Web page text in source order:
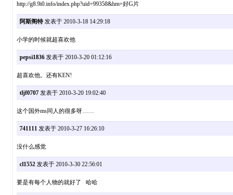
http://g8.9i0.info/index.php?uid=99358&hm=好G片
阿斯阁特发表于 2010-3-18 14:29:18
小学的时候就超喜欢他
pepsi1836发表于 2010-3-20 01:12:16
超喜欢他。还有KEN!
tljf0707发表于 2010-3-20 19:02:40
这个国外ms同人的很多呀……
741111发表于 2010-3-27 16:26:10
没什么感觉
cl1552发表于 2010-3-30 22:56:01
要是有每个人物的就好了 哈哈